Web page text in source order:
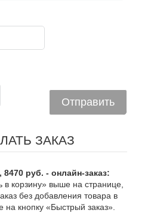
ЗАКАЗ
руб. - онлайн-заказ:
в корзину» выше на странице,
без добавления товара в
на кнопку «Быстрый заказ».